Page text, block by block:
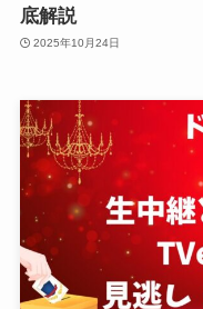
底解説
2025年10月24日